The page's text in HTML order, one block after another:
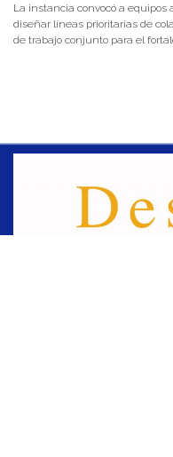
La instancia convocó a equipos
diseñar líneas prioritarias de
de trabajo conjunto para el